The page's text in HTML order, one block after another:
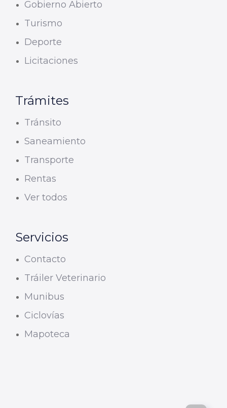
Gobierno Abierto
Turismo
Deporte
Licitaciones
Trámites
Tránsito
Saneamiento
Transporte
Rentas
Ver todos
Servicios
Contacto
Tráiler Veterinario
Munibus
Ciclovías
Mapoteca